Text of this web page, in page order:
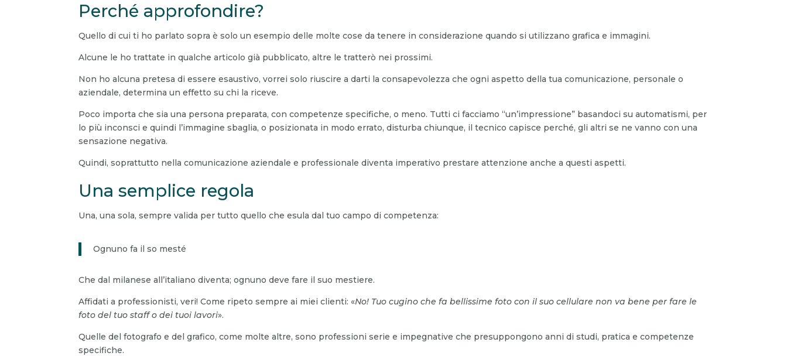
Perché approfondire?
Quello di cui ti ho parlato sopra è solo un esempio delle molte cose da tenere in considerazione quando si utilizzano grafica e immagini.
Alcune le ho trattate in qualche articolo già pubblicato, altre le tratterò nei prossimi.
Non ho alcuna pretesa di essere esaustivo, vorrei solo riuscire a darti la consapevolezza che ogni aspetto della tua comunicazione, personale o
aziendale, determina un effetto su chi la riceve.
Poco importa che sia una persona preparata, con competenze specifiche, o meno. Tutti ci facciamo “un’impressione” basandoci su automatismi, per
lo più inconsci e quindi l’immagine sbaglia, o posizionata in modo errato, disturba chiunque, il tecnico capisce perché, gli altri se ne vanno con una
sensazione negativa.
Quindi, soprattutto nella comunicazione aziendale e professionale diventa imperativo prestare attenzione anche a questi aspetti.
Una semplice regola
Una, una sola, sempre valida per tutto quello che esula dal tuo campo di competenza:
Ognuno fa il so mesté
Che dal milanese all’italiano diventa; ognuno deve fare il suo mestiere.
Affidati a professionisti, veri! Come ripeto sempre ai miei clienti: «No! Tuo cugino che fa bellissime foto con il suo cellulare non va bene per fare le
foto del tuo staff o dei tuoi lavori».
Quelle del fotografo e del grafico, come molte altre, sono professioni serie e impegnative che presuppongono anni di studi, pratica e competenze
specifiche.